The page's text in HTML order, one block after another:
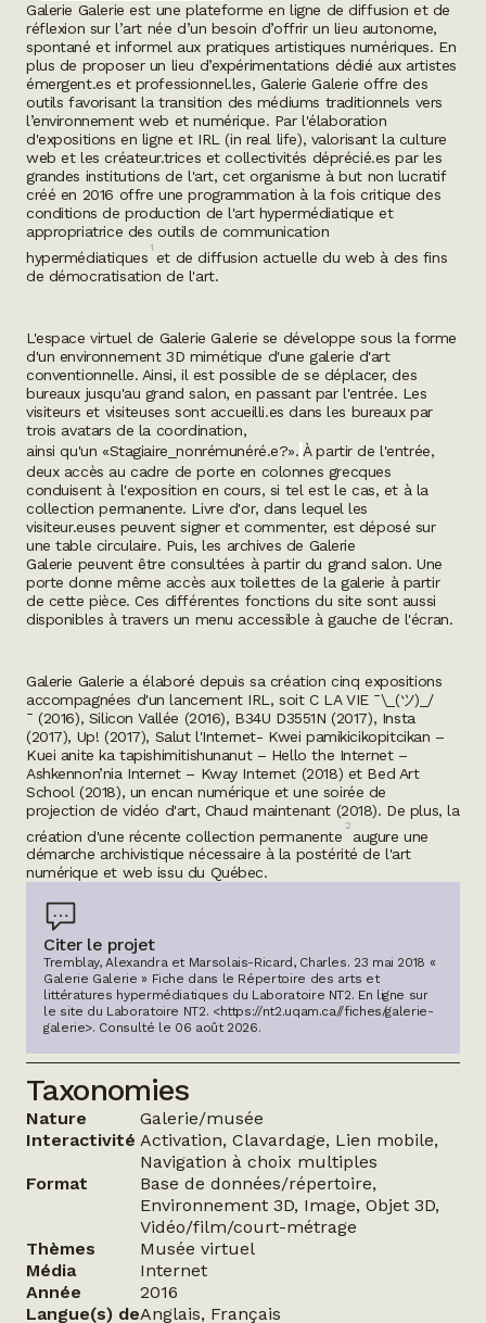
Galerie Galerie est une plateforme en ligne de diffusion et de
réflexion sur l’art née d’un besoin d’offrir un lieu autonome,
spontané et informel aux pratiques artistiques numériques. En
plus de proposer un lieu d’expérimentations dédié aux artistes
émergent.es et professionnel.les, Galerie Galerie offre des
outils favorisant la transition des médiums traditionnels vers
l’environnement web et numérique. Par l'élaboration
d'expositions en ligne et IRL(in real life), valorisant la culture
web et les créateur.trices et collectivités déprécié.es par les
grandes institutions de l'art, cet organisme à but non lucratif
créé en 2016 offre une programmation à la fois critique des
conditions de production de l'art hypermédiatique et
appropriatrice des outils de communication
hypermédiatiques
1
et de diffusion actuelle du web à des fins
de démocratisation de l'art.
L'espace virtuel de Galerie Galerie se développe sous la forme
d'un environnement 3D mimétique d'une galerie d'art
conventionnelle. Ainsi, il est possible de se déplacer, des
bureaux jusqu'au grand salon, en passant par l'entrée. Les
visiteurs et visiteuses sont accueilli.es dans les bureaux par
trois avatars de la coordination,
ainsi qu'un «Stagiaire_nonrémunéré.e?». À partir de l'entrée,
deux accès au cadre de porte en colonnes grecques
conduisent à l'exposition en cours, si tel est le cas, et à la
collection permanente. Livre d'or, dans lequel les
visiteur.euses peuvent signer et commenter, est déposé sur
une table circulaire. Puis, les archives de Galerie
Galerie peuvent être consultées à partir du grand salon. Une
porte donne même accès aux toilettes de la galerie à partir
de cette pièce. Ces différentes fonctions du site sont aussi
disponibles à travers un menu accessible à gauche de l'écran.
Galerie Galerie a élaboré depuis sa création cinq expositions
accompagnées d'un lancement IRL , soitC LA VIE ¯\_(ツ)_/
¯ (2016), Silicon Vallée (2016), B34U D3551N (2017), Insta
(2017), Up! (2017), Salut l'Internet- Kwei pamikicikopitcikan –
Kuei anite ka tapishimitishunanut – Hello the Internet –
Ashkennon’nia Internet – Kway Internet (2018) et Bed Art
School (2018), unencan numérique et une soirée de
projection de vidéo d'art, Chaud maintenant(2018). De plus, la
création d'une récente collection permanente
2
augure une
démarche archivistique nécessaire à la postérité de l'art
numérique et web issu du Québec.
Citer le projet
Tremblay, Alexandra et Marsolais-Ricard, Charles. 23 mai 2018 «
Galerie Galerie » Fiche dans le Répertoire des arts et
littératures hypermédiatiques du Laboratoire NT2. En ligne sur
le site du Laboratoire NT2. <https://nt2.uqam.ca//fiches/galerie-
galerie>. Consulté le 06 août 2026.
Taxonomies
Nature
Galerie/musée
Interactivité Activation, Clavardage, Lien mobile,
Navigation à choix multiples
Format
Base de données/répertoire,
Environnement 3D, Image, Objet 3D,
Vidéo/film/court-métrage
Thèmes
Musée virtuel
Média
Internet
Année
2016
Langue(s) deAnglais, Français